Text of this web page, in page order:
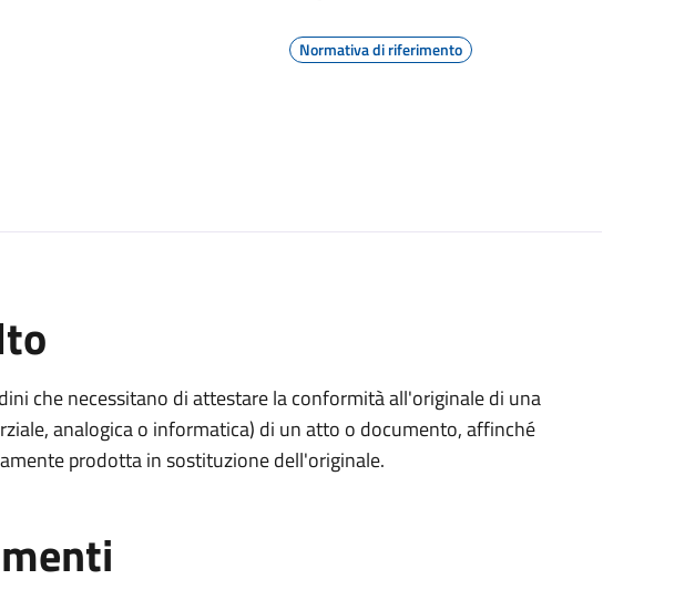
Normativa di riferimento
che necessitano di attestare la conformità all'originale di una
analogica o informatica) di un atto o documento, affinché
prodotta in sostituzione dell'originale.